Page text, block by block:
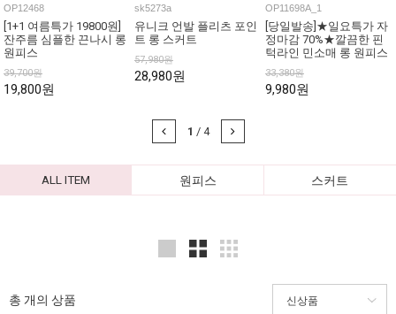
OP12468
[1+1 여름특가 19800원]
잔주름 심플한 끈나시 롱
원피스
39,700원
19,800원
sk5273a
유니크 언발 플리츠 포인
트 롱 스커트
57,980원
28,980원
OP11698A_1
[당일발송]★일요특가 자
정마감 70%★깔끔한 핀
턱라인 민소매 롱 원피스
33,380원
9,980원
1 / 4
ALL ITEM 원피스 스커트
총 개의 상품